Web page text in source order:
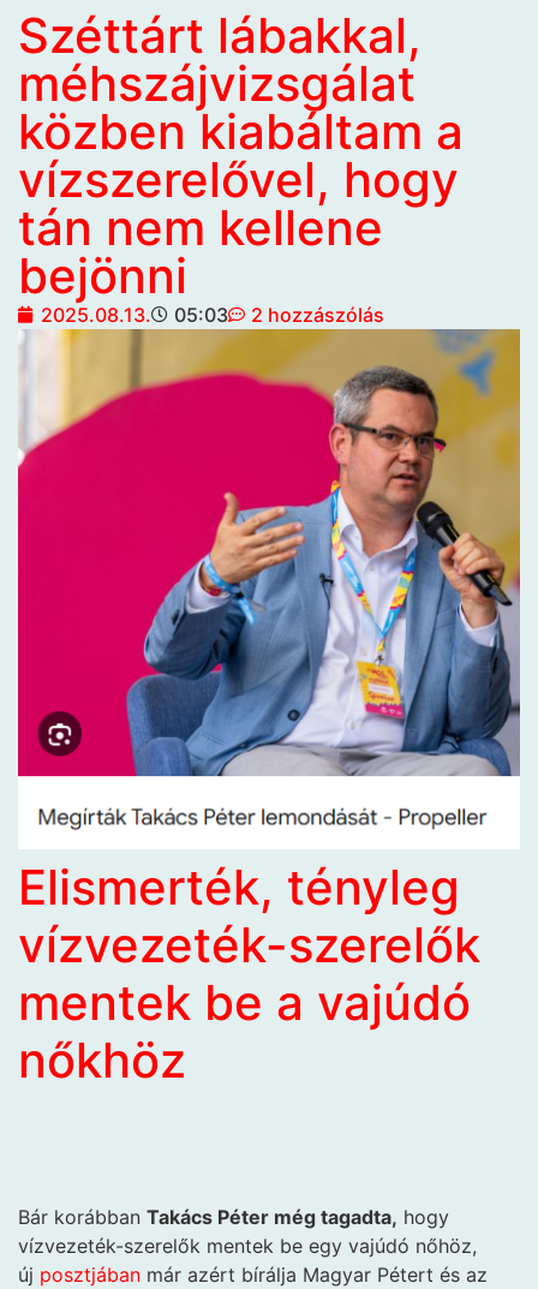
Széttárt lábakkal,
méhszájvizsgálat
közben kiabáltam a
vízszerelővel, hogy
tán nem kellene
bejönni
2025.08.13. 05:03 2 hozzászólás
Elismerték, tényleg
vízvezeték-szerelők
mentek be a vajúdó
nőkhöz
Bár korábban Takács Péter még tagadta, hogy
vízvezeték-szerelők mentek be egy vajúdó nőhöz,
új posztjában már azért bírálja Magyar Pétert és az